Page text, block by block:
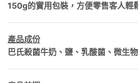
150g的實用包裝，方便零售客人輕
產品成份
巴氏殺菌牛奶、鹽、乳酸菌、微生